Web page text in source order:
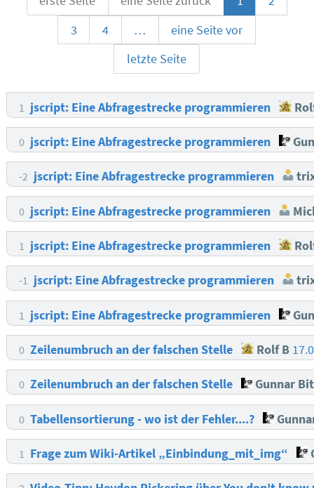
3
4 …
eine Seite vor
letzte Seite
1 jscript: Eine Abfragestrecke programmieren
0 jscript: Eine Abfragestrecke programmieren
-2 jscript: Eine Abfragestrecke programmieren
0 jscript: Eine Abfragestrecke programmieren
1 jscript: Eine Abfragestrecke programmieren
-1 jscript: Eine Abfragestrecke programmieren
1 jscript: Eine Abfragestrecke programmieren
0 Zeilenumbruch an der falschen Stelle Rolf B
0 Zeilenumbruch an der falschen Stelle Gunnar
0 Tabellensortierung - wo ist der Fehler....?
1 Frage zum Wiki-Artikel „Einbindung_mit_img“